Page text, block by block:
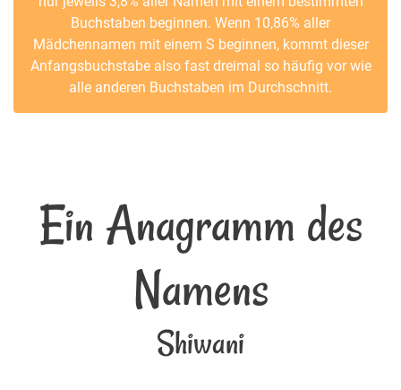
Buchstaben beginnen. Wenn 10,86% aller
Mädchennamen mit einem S beginnen, kommt dieser
Anfangsbuchstabe also fast dreimal so häufig vor wie
alle anderen Buchstaben im Durchschnitt.
Ein Anagramm des
Namens
Shiwani